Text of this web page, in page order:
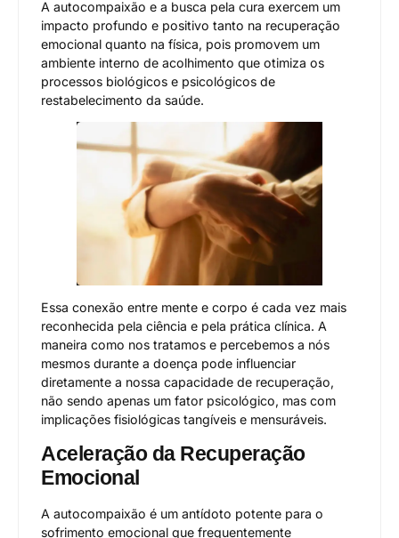
A autocompaixão e a busca pela cura exercem um
impacto profundo e positivo tanto na recuperação
emocional quanto na física, pois promovem um
ambiente interno de acolhimento que otimiza os
processos biológicos e psicológicos de
restabelecimento da saúde.
Essa conexão entre mente e corpo é cada vez mais
reconhecida pela ciência e pela prática clínica. A
maneira como nos tratamos e percebemos a nós
mesmos durante a doença pode influenciar
diretamente a nossa capacidade de recuperação,
não sendo apenas um fator psicológico, mas com
implicações fisiológicas tangíveis e mensuráveis.
Aceleração da Recuperação
Emocional
A autocompaixão é um antídoto potente para o
sofrimento emocional que frequentemente